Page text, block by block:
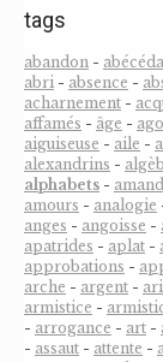
tags
abandon -
abri - absence -
acharnement -
affamés - âge -
aiguiseuse - aile -
alexandrins -
alphabets -
amours - analogie
anges - angoisse -
apatrides - aplat -
approbations -
arche - argent -
armistice -
- arrogance - art -
- assaut - attente -